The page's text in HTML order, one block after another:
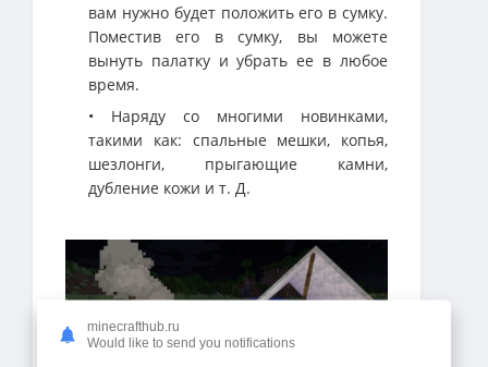
вам нужно будет положить его в сумку.
Поместив его в сумку, вы можете
вынуть палатку и убрать ее в любое
время.
• Наряду со многими новинками,
такими как: спальные мешки, копья,
шезлонги, прыгающие камни,
дубление кожи и т. Д.
minecrafthub.ru
Would like to send you notifications